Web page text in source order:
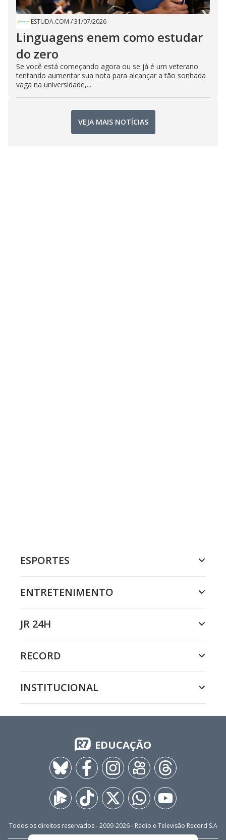
ESTUDA.COM /31/07/2026
Linguagens enem como estudar
do zero
Se você está começando agora ou se já é um veterano
tentando aumentar sua nota para alcançar a tão sonhada
vaga na universidade,...
VEJA MAIS NOTÍCIAS
ESPORTES
ENTRETENIMENTO
JR 24H
RECORD
INSTITUCIONAL
EDUCAÇÃO
Todos os direitos reservados - 2009-2026- Rádio e Televisão Record S.A